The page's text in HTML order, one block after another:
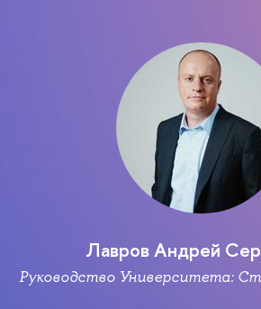
Лавров Андрей
Руководство Университета: